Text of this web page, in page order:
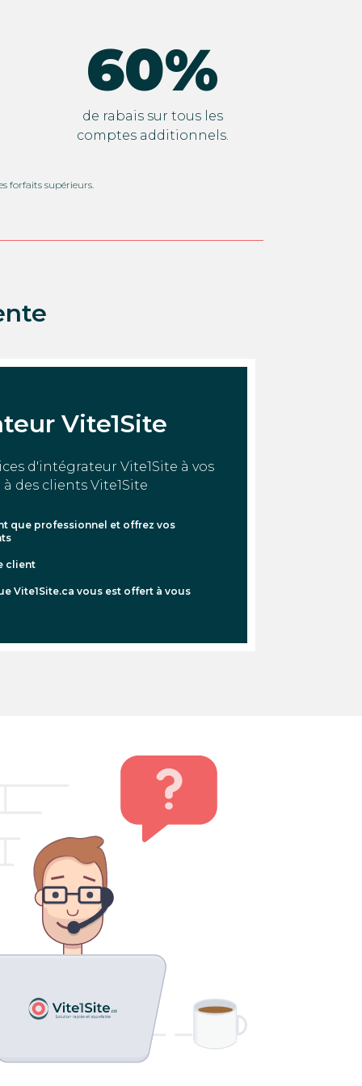
60%
de rabais sur tous les
comptes additionnels.
forfaits supérieurs.
Vite1Site
d'intégrateur Vite1Site à vos
des clients Vite1Site
que professionnel et offrez vos
client
Vite1Site.ca vous est offert à vous